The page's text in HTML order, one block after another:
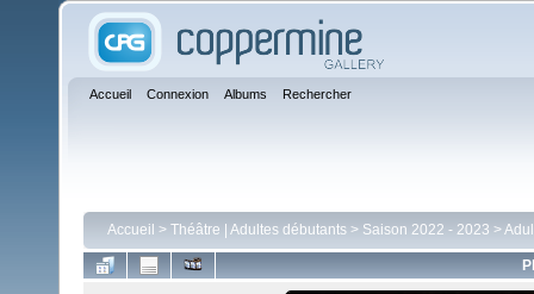
Accueil Connexion Albums Rechercher
Accueil > Théâtre | Adultes débutants > Saison 2022 - 2023 >